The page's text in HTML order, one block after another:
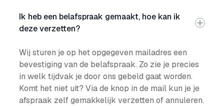
Ik heb een belafspraak gemaakt, hoe kan ik
deze verzetten?
Wij sturen je op het opgegeven mailadres een
bevestiging van de belafspraak. Zo zie je precies
in welk tijdvak je door ons gebeld gaat worden.
Komt het niet uit? Via de knop in de mail kun je je
afspraak zelf gemakkelijk verzetten of annuleren.